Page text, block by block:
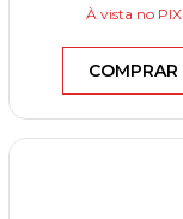
À vista no PIX
COMPRAR